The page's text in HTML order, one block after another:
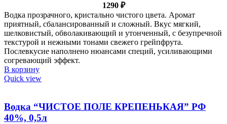
1290 ₽
Водка прозрачного, кристально чистого цвета. Аромат
приятный, сбалансированный и сложный. Вкус мягкий,
шелковистый, обволакивающий и утонченный, с безупречной
текстурой и нежными тонами свежего грейпфрута.
Послевкусие наполнено нюансами специй, усиливающими
согревающий эффект.
В корзину
Quick view
Водка “ЧИСТОЕ ПОЛЕ КРЕПЕНЬКАЯ” РФ
40%, 0,5л